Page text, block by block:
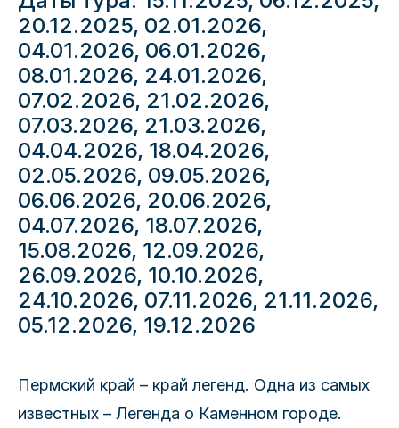
20.12.2025, 02.01.2026,
04.01.2026, 06.01.2026,
08.01.2026, 24.01.2026,
07.02.2026, 21.02.2026,
07.03.2026, 21.03.2026,
04.04.2026, 18.04.2026,
02.05.2026, 09.05.2026,
06.06.2026, 20.06.2026,
04.07.2026, 18.07.2026,
15.08.2026, 12.09.2026,
26.09.2026, 10.10.2026,
24.10.2026, 07.11.2026, 21.11.2026,
05.12.2026, 19.12.2026
Пермский край – край легенд. Одна из самых
известных – Легенда о Каменном городе.